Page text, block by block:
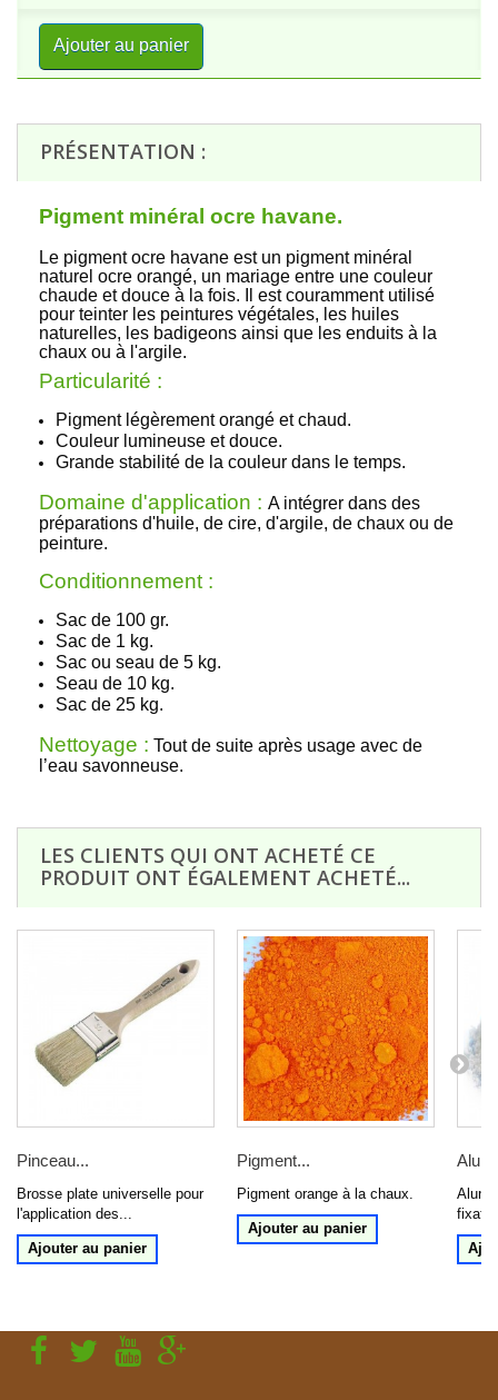
Ajouter au panier
PRÉSENTATION :
Pigment minéral ocre havane.
Le pigment ocre havane est un pigment minéral
naturel ocre orangé, un mariage entre une couleur
chaude et douce à la fois. Il est couramment utilisé
pour teinter les peintures végétales, les huiles
naturelles, les badigeons ainsi que les enduits à la
chaux ou à l'argile.
Particularité :
Pigment légèrement orangé et chaud.
Couleur lumineuse et douce.
Grande stabilité de la couleur dans le temps.
Domaine d'application : A intégrer dans des
préparations d'huile, de cire, d'argile, de chaux ou de
peinture.
Conditionnement :
Sac de 100 gr.
Sac de 1 kg.
Sac ou seau de 5 kg.
Seau de 10 kg.
Sac de 25 kg.
Nettoyage : Tout de suite après usage avec de
l’eau savonneuse.
LES CLIENTS QUI ONT ACHETÉ CE
PRODUIT ONT ÉGALEMENT ACHETÉ...
Pinceau...
Brosse plate universelle pour
l'application des...
Ajouter au panier
Pigment...
Pigment orange à la chaux.
Ajouter au panier
Alun
Alun